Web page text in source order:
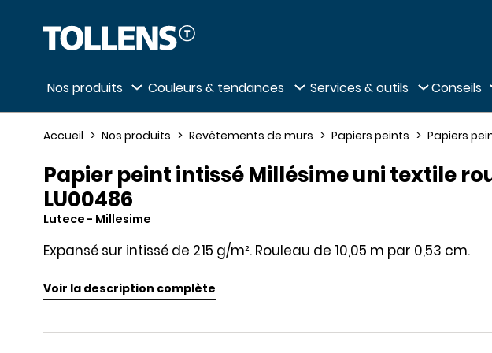
Passer la liste des magasins et aller au pied de page
Nos produits Couleurs & tendances Services & outils Conseils
Accueil Nos produits Revêtements de murs Papiers peints Papiers
Papier peint intissé Millésime uni textile
LU00486
Lutece - Millesime
Expansé sur intissé de 215 g/m². Rouleau de 10,05 m par 0,53 cm.
Voir la description complète